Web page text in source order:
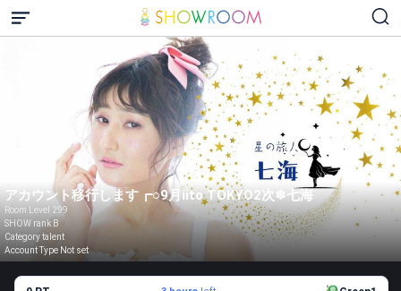
アカウント移行します┏○9月iito TOKYO2次❄七海
Room Level 299
SHOW rank B
Category talent
Account Type Not set